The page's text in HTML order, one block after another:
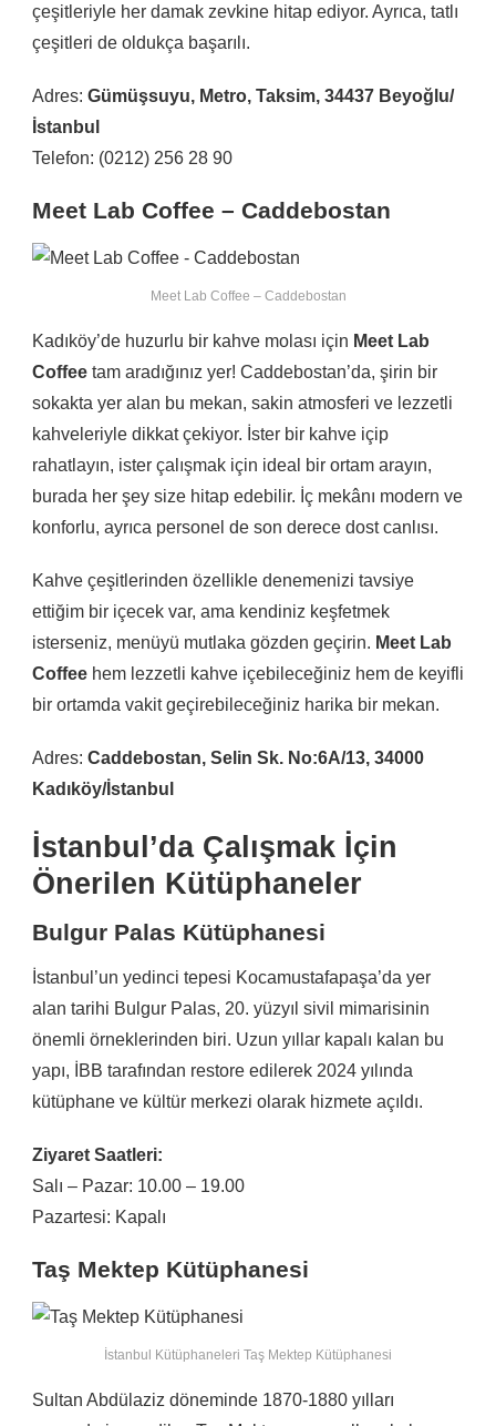
çeşitleriyle her damak zevkine hitap ediyor. Ayrıca, tatlı
çeşitleri de oldukça başarılı.
Adres: Gümüşsuyu, Metro, Taksim, 34437 Beyoğlu/
İstanbul
Telefon: (0212) 256 28 90
Meet Lab Coffee – Caddebostan
Meet Lab Coffee – Caddebostan
Kadıköy’de huzurlu bir kahve molası için Meet Lab
Coffee tam aradığınız yer! Caddebostan’da, şirin bir
sokakta yer alan bu mekan, sakin atmosferi ve lezzetli
kahveleriyle dikkat çekiyor. İster bir kahve içip
rahatlayın, ister çalışmak için ideal bir ortam arayın,
burada her şey size hitap edebilir. İç mekânı modern ve
konforlu, ayrıca personel de son derece dost canlısı.
Kahve çeşitlerinden özellikle denemenizi tavsiye
ettiğim bir içecek var, ama kendiniz keşfetmek
isterseniz, menüyü mutlaka gözden geçirin. Meet Lab
Coffee hem lezzetli kahve içebileceğiniz hem de keyifli
bir ortamda vakit geçirebileceğiniz harika bir mekan.
Adres: Caddebostan, Selin Sk. No:6A/13, 34000
Kadıköy/İstanbul
İstanbul’da Çalışmak İçin
Önerilen Kütüphaneler
Bulgur Palas Kütüphanesi
İstanbul’un yedinci tepesi Kocamustafapaşa’da yer
alan tarihi Bulgur Palas, 20. yüzyıl sivil mimarisinin
önemli örneklerinden biri. Uzun yıllar kapalı kalan bu
yapı, İBB tarafından restore edilerek 2024 yılında
kütüphane ve kültür merkezi olarak hizmete açıldı.
Ziyaret Saatleri:
Salı – Pazar: 10.00 – 19.00
Pazartesi: Kapalı
Taş Mektep Kütüphanesi
İstanbul Kütüphaneleri Taş Mektep Kütüphanesi
Sultan Abdülaziz döneminde 1870-1880 yılları